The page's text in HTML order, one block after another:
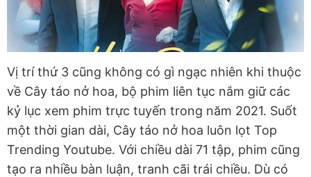
Vị trí thứ 3 cũng không có gì ngạc nhiên khi thuộc
về Cây táo nở hoa, bộ phim liên tục nắm giữ các
kỷ lục xem phim trực tuyến trong năm 2021. Suốt
một thời gian dài, Cây táo nở hoa luôn lọt Top
Trending Youtube. Với chiều dài 71 tập, phim cũng
tạo ra nhiều bàn luận, tranh cãi trái chiều. Dù có